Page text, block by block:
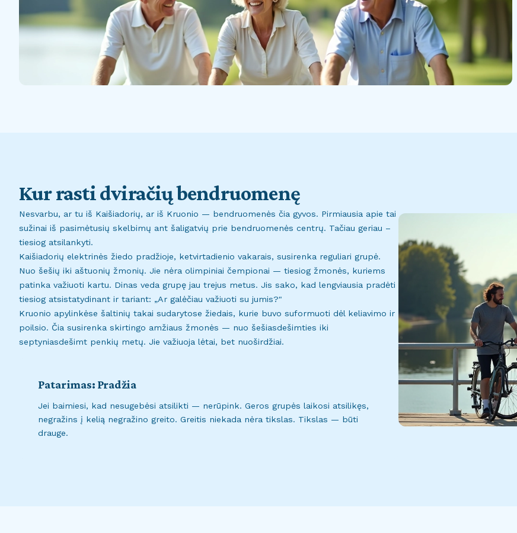
Kur rasti dviračių bendruomenę
Nesvarbu, ar tu iš Kaišiadorių, ar iš Kruonio — bendruomenės čia gyvos. Pirmiausia apie tai
sužinai iš pasimėtusių skelbimų ant šaligatvių prie bendruomenės centrų. Tačiau geriau –
tiesiog atsilankyti.
Kaišiadorių elektrinės žiedo pradžioje, ketvirtadienio vakarais, susirenka reguliari grupė.
Nuo šešių iki aštuonių žmonių. Jie nėra olimpiniai čempionai — tiesiog žmonės, kuriems
patinka važiuoti kartu. Dinas veda grupę jau trejus metus. Jis sako, kad lengviausia pradėti
tiesiog atsistatydinant ir tariant: „Ar galėčiau važiuoti su jumis?"
Kruonio apylinkėse šaltinių takai sudarytose žiedais, kurie buvo suformuoti dėl keliavimo ir
poilsio. Čia susirenka skirtingo amžiaus žmonės — nuo šešiasdešimties iki
septyniasdešimt penkių metų. Jie važiuoja lėtai, bet nuoširdžiai.
Patarimas: Pradžia
Jei baimiesi, kad nesugebėsi atsilikti — nerūpink. Geros grupės laikosi atsilikęs,
negražins į kelią negražino greito. Greitis niekada nėra tikslas. Tikslas — būti
drauge.